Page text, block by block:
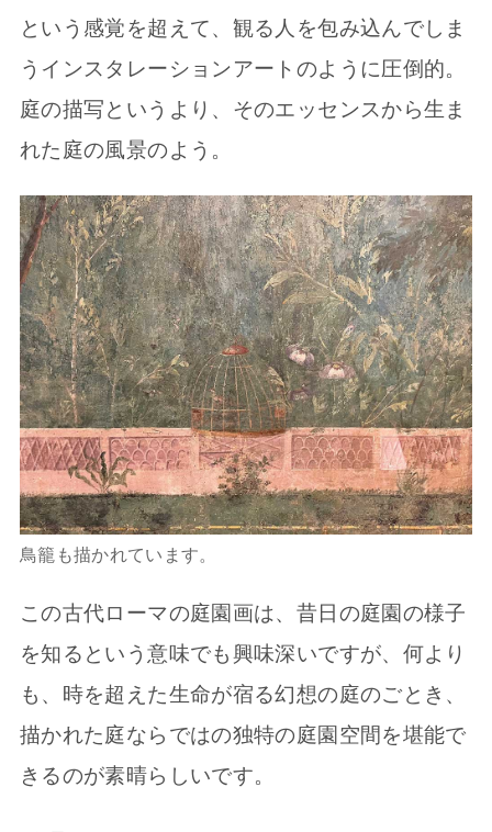
という感覚を超えて、観る人を包み込んでしま
うインスタレーションアートのように圧倒的。
庭の描写というより、そのエッセンスから生ま
れた庭の風景のよう。
鳥籠も描かれています。
この古代ローマの庭園画は、昔日の庭園の様子
を知るという意味でも興味深いですが、何より
も、時を超えた生命が宿る幻想の庭のごとき、
描かれた庭ならではの独特の庭園空間を堪能で
きるのが素晴らしいです。